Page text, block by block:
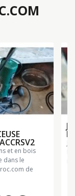
et en bois
dans le
de